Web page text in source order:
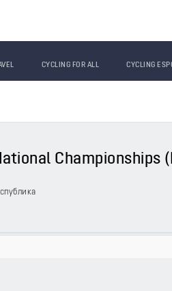
CYCLING FOR ALL CYCLING
Championships